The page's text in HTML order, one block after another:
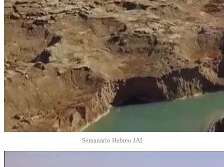
Semanario Hebreo JAI